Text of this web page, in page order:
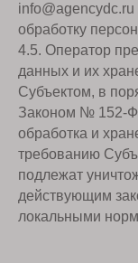
info@agencydc.ru
обработку
4.5. Оператор
данных и их
Субъектом, в
Законом № 152-
обработка и
требованию
подлежат
действующим
локальными